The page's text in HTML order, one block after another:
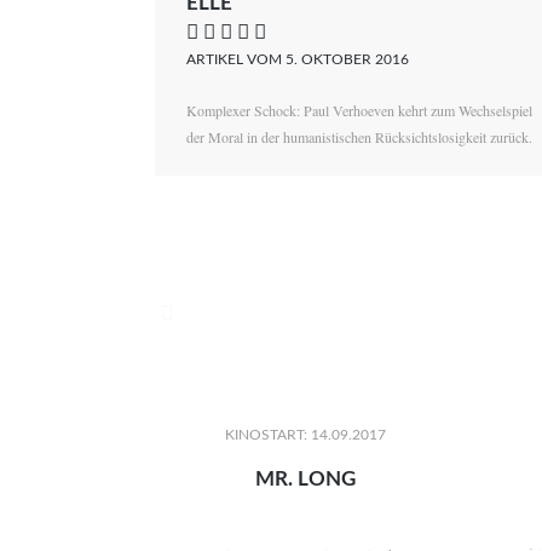
    
ARTIKEL VOM 5. OKTOBER 2016
Komplexer Schock: Paul Verhoeven kehrt zum Wechselspiel
der Moral in der humanistischen Rücksichtslosigkeit zurück.
KINOSTART: 14.09.2017
MR. LONG